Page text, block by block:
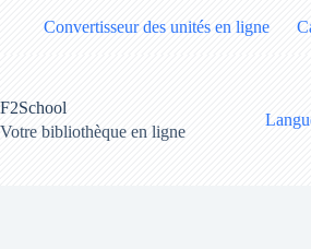
Convertisseur des unités en ligne
F2School
Votre bibliothèque en ligne